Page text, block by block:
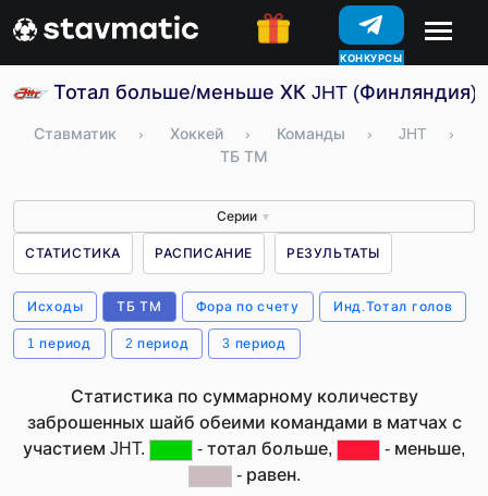
КОНКУРСЫ
Тотал больше/меньше ХК JHT (Финляндия)
Ставматик › Хоккей › Команды › JHT
›
ТБ ТМ
Серии ▼
СТАТИСТИКА РАСПИСАНИЕ РЕЗУЛЬТАТЫ
Исходы ТБ ТМ Фора по счету Инд.Тотал голов
1 период 2 период 3 период
Статистика по суммарному количеству
заброшенных шайб обеими командами в матчах с
участием JHT.
- тотал больше,
- меньше,
- равен.